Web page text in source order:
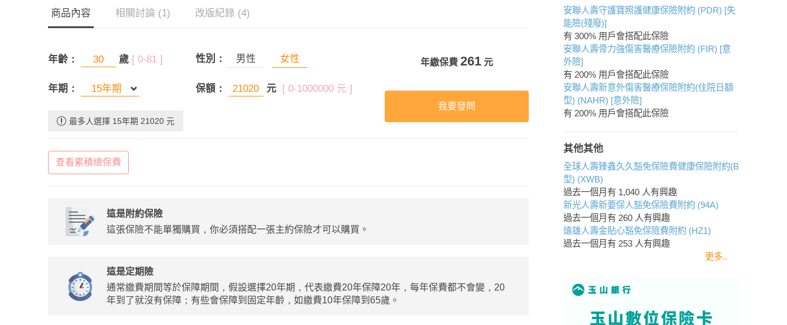
商品內容 相關討論 (1) 改版紀錄 (4)
年齡： 歲 [ 0-81 ] 性別： 男性 女性
年期： 保額： 元 [ 0-1000000 元 ]
最多人選擇 15年期 21020 元
年繳保費 261元
我要發問
查看累積總保費
這是附約保險
這張保險不能單獨購買，你必須搭配一張主約保險才可以購買。
這是定期險
通常繳費期間等於保障期間，假設選擇20年期，代表繳費20年保障20年，每年保費都不會變，20
年到了就沒有保障；有些會保障到固定年齡，如繳費10年保障到65歲。
安聯人壽守護寶照護健康保險附約 (PDR) [失
能險(殘廢)]
有 300% 用戶會搭配此保險
安聯人壽骨力強傷害醫療保險附約 (FIR) [意
外險]
有 200% 用戶會搭配此保險
安聯人壽新意外傷害醫療保險附約(住院日額
型) (NAHR) [意外險]
有 200% 用戶會搭配此保險
其他其他
全球人壽臻鑫久久豁免保險費健康保險附約(B
型) (XWB)
過去一個月有 1,040 人有興趣
新光人壽新要保人豁免保險費附約 (94A)
過去一個月有 260 人有興趣
遠雄人壽金貼心豁免保險費附約 (HZ1)
過去一個月有 253 人有興趣
更多..